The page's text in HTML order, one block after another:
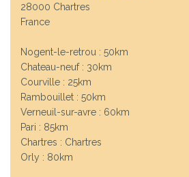
28000 Chartres
France
Nogent-le-retrou : 50km
Chateau-neuf : 30km
Courville : 25km
Rambouillet : 50km
Verneuil-sur-avre : 60km
Pari : 85km
Chartres : Chartres
Orly : 80km